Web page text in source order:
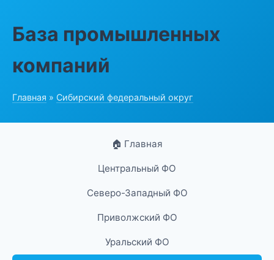
База промышленных
компаний
Главная » Сибирский федеральный округ
🏠 Главная
Центральный ФО
Северо-Западный ФО
Приволжский ФО
Уральский ФО